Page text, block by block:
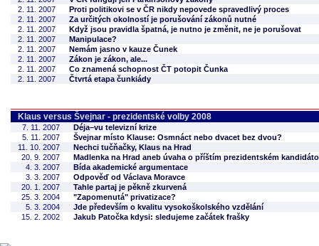
2. 11. 2007
Proti politikovi se v ČR nikdy nepovede spravedlivý proces
2. 11. 2007
Za určitých okolností je porušování zákonů nutné
2. 11. 2007
Když jsou pravidla špatná, je nutno je změnit, ne je porušovat
2. 11. 2007
Manipulace?
2. 11. 2007
Nemám jasno v kauze Čunek
2. 11. 2007
Zákon je zákon, ale...
2. 11. 2007
Co znamená schopnost ČT potopit Čunka
2. 11. 2007
Čtvrtá etapa čunkiády
Klaus versus Švejnar - prezidentské volby 2008
7. 11. 2007
Déja–vu televizní krize
5. 11. 2007
Švejnar místo Klause: Osmnáct nebo dvacet bez dvou?
11. 10. 2007
Nechci tučňačky, Klaus na Hrad
20. 9. 2007
Madlenka na Hrad aneb úvaha o příštím prezidentském
4. 3. 2007
Bída akademické argumentace
3. 3. 2007
Odpověď od Václava Moravce
20. 1. 2007
Tahle partaj je pěkně zkurvená
25. 3. 2004
"Zapomenutá" privatizace?
5. 3. 2004
Jde především o kvalitu vysokoškolského vzdělání
15. 2. 2002
Jakub Patočka kdysi: sledujeme začátek frašky